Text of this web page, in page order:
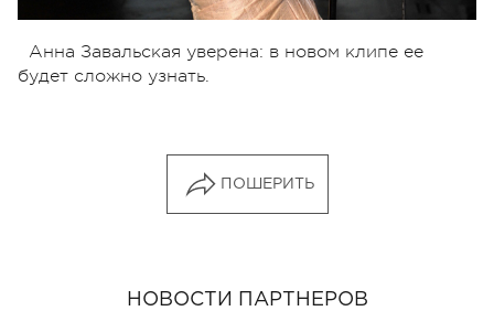
Анна Завальская уверена: в новом клипе ее
будет сложно узнать.
ПОШЕРИТЬ
НОВОСТИ ПАРТНЕРОВ